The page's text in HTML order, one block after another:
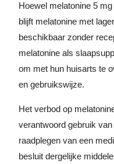
Hoewel melatonine 5
blijft melatonine met
beschikbaar zonder
melatonine als
om met hun huisarts te
en gebruikswijze.
Het verbod op
verantwoord gebruik
raadplegen van een
besluit dergelijke